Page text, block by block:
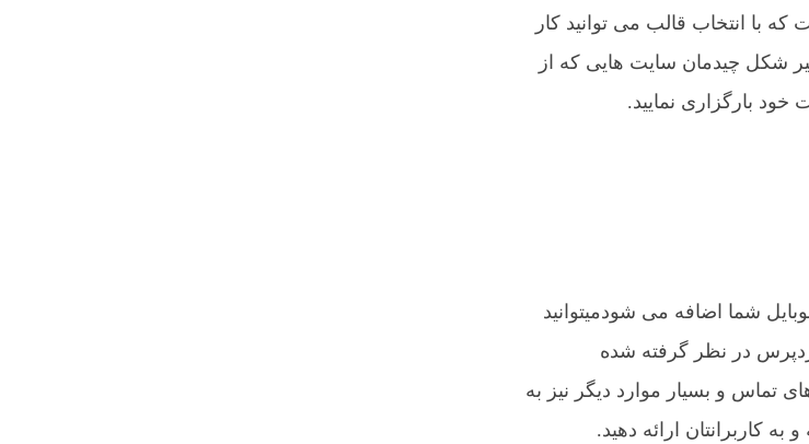
با انتخاب قالب می توانید کار
شکل چیدمان سایت هایی که از
بارگزاری نمایید.
شما اضافه می شودمیتوانید
وردپرس در نظر گرفته شده
تماس و بسیار موارد دیگر نیز به
کاربرانتان ارائه دهید.